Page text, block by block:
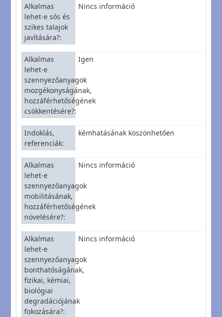
Alkalmas
lehet-e sós és
szikes talajok
javítására?
Nincs információ
Alkalmas
lehet-e
szennyezőanyagok
mozgékonyságának,
hozzáférhetőségének
csökkentésére?
Igen
Indoklás,
referenciák
kémhatásának köszönhetően
Alkalmas
lehet-e
szennyezőanyagok
mobilitásának,
hozzáférhetőségének
növelésére?
Nincs információ
Alkalmas
lehet-e
szennyezőanyagok
bonthatóságának,
fizikai, kémiai,
biológiai
degradációjának
fokozására?
Nincs információ